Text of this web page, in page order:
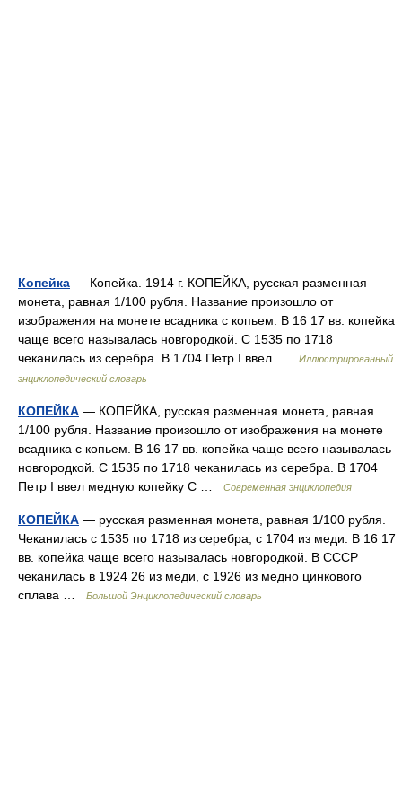
Копейка — Копейка. 1914 г. КОПЕЙКА, русская разменная
монета, равная 1/100 рубля. Название произошло от
изображения на монете всадника с копьем. В 16 17 вв. копейка
чаще всего называлась новгородкой. С 1535 по 1718
чеканилась из серебра. В 1704 Петр I ввел …
Иллюстрированный
энциклопедический словарь
КОПЕЙКА — КОПЕЙКА, русская разменная монета, равная
1/100 рубля. Название произошло от изображения на монете
всадника с копьем. В 16 17 вв. копейка чаще всего называлась
новгородкой. С 1535 по 1718 чеканилась из серебра. В 1704
Петр I ввел медную копейку С …
Современная энциклопедия
КОПЕЙКА — русская разменная монета, равная 1/100 рубля.
Чеканилась с 1535 по 1718 из серебра, с 1704 из меди. В 16 17
вв. копейка чаще всего называлась новгородкой. В СССР
чеканилась в 1924 26 из меди, с 1926 из медно цинкового
сплава …
Большой Энциклопедический словарь